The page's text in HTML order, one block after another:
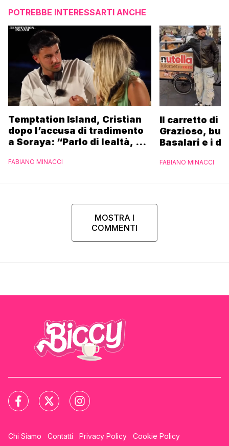
POTREBBE INTERESSARTI ANCHE
Temptation Island, Cristian
dopo l’accusa di tradimento
a Soraya: “Parlo di lealtà, ma
FABIANO MINACCI
Il carretto di
Grazioso,
Basalari e i
Ferrero”
FABIANO MINACCI
MOSTRA I
COMMENTI
Chi Siamo Contatti Privacy Policy
Cookie Policy